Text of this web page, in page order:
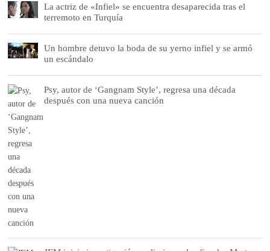
La actriz de «Infiel» se encuentra desaparecida tras el
terremoto en Turquía
Un hombre detuvo la boda de su yerno infiel y se armó
un escándalo
Psy, autor de ‘Gangnam Style’, regresa una década
después con una nueva canción